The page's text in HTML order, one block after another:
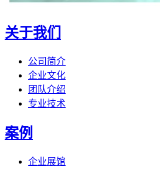
关于我们
公司简介
企业文化
团队介绍
专业技术
案例
企业展馆